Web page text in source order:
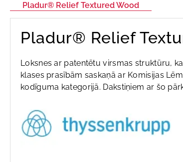
Pladur® Relief Textured Wood
Pladur® Relief
Loksnes ar patentētu virsmas struktūru,
klases prasībām saskaņā ar Komisijas
kodīguma kategorijā. Dakstiņiem ar šo